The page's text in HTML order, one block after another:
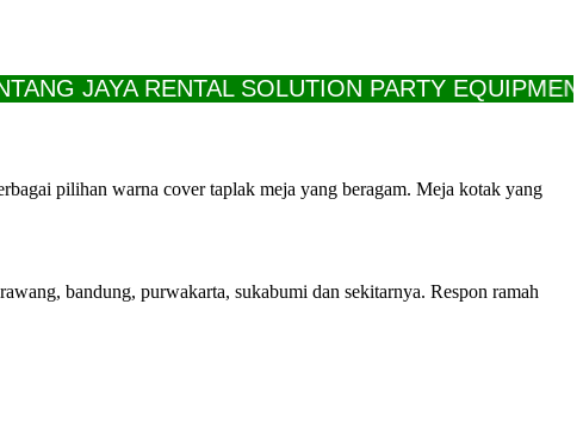
JAYA RENTAL SOLUTION PARTY EQUIPMENT
pilihan warna cover taplak meja yang beragam. Meja kotak yang
bandung, purwakarta, sukabumi dan sekitarnya. Respon ramah